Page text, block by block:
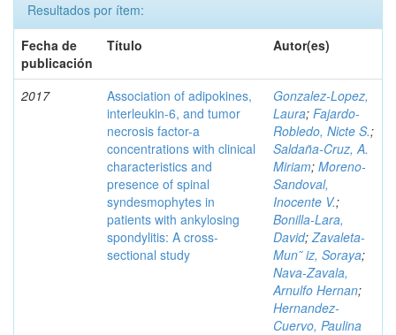
Resultados por ítem:
Fecha de
publicación
Título Autor(es)
2017
Association of adipokines,
interleukin-6, and tumor
necrosis factor-a
concentrations with clinical
characteristics and
presence of spinal
syndesmophytes in
patients with ankylosing
spondylitis: A cross-
sectional study
Gonzalez-Lopez,
Laura; Fajardo-
Robledo, Nicte S.;
Saldaña-Cruz, A.
Miriam; Moreno-
Sandoval,
Inocente V.;
Bonilla-Lara,
David;Zavaleta-
Mun˜ iz, Soraya;
Nava-Zavala,
Arnulfo Hernan;
Hernandez-
Cuervo, Paulina